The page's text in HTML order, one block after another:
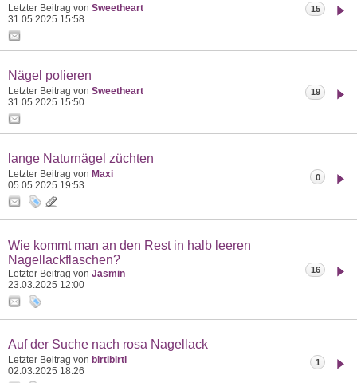
Letzter Beitrag von Sweetheart
31.05.2025 15:58
15
Nägel polieren
Letzter Beitrag von Sweetheart
31.05.2025 15:50
19
lange Naturnägel züchten
Letzter Beitrag von Maxi
05.05.2025 19:53
0
Wie kommt man an den Rest in halb leeren
Nagellackflaschen?
Letzter Beitrag von Jasmin
23.03.2025 12:00
16
Auf der Suche nach rosa Nagellack
Letzter Beitrag von birtibirti
02.03.2025 18:26
1